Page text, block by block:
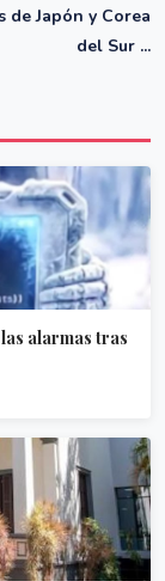
de Japón y Corea
del Sur ...
alarmas tras